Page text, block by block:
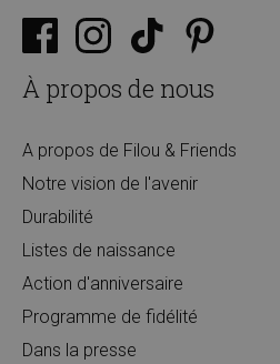
À propos de nous
A propos de Filou & Friends
Notre vision de l'avenir
Durabilité
Listes de naissance
Action d'anniversaire
Programme de fidélité
Dans la presse